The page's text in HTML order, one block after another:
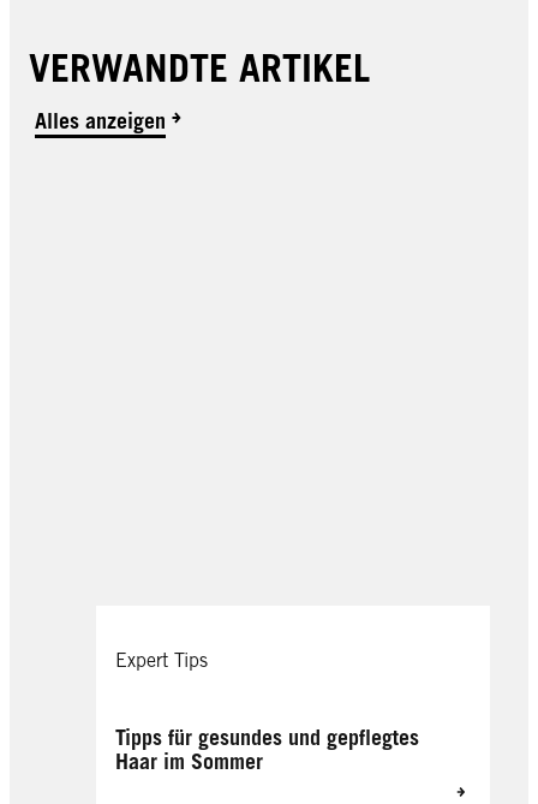
VERWANDTE ARTIKEL
Alles anzeigen
Expert Tips
Tipps für gesundes und gepflegtes
Haar im Sommer